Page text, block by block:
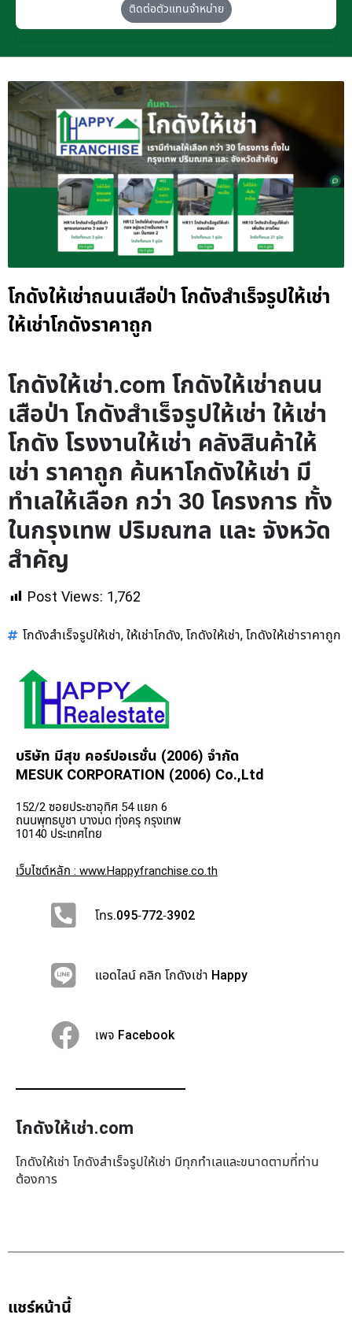
ติดต่อตัวแทนจำหน่าย
โกดังให้เช่าถนนเสือป่า โกดังสำเร็จรูปให้เช่า
ให้เช่าโกดังราคาถูก
โกดังให้เช่า.com โกดังให้เช่าถนน
เสือป่า โกดังสำเร็จรูปให้เช่า ให้เช่า
โกดัง โรงงานให้เช่า คลังสินค้าให้
เช่า ราคาถูก ค้นหาโกดังให้เช่า มี
ทำเลให้เลือก กว่า 30 โครงการ ทั้ง
ในกรุงเทพ ปริมณฑล และ จังหวัด
สำคัญ
Post Views: 1,762
โกดังสำเร็จรูปให้เช่า, ให้เช่าโกดัง, โกดังให้เช่า, โกดังให้เช่าราคาถูก
บริษัท มีสุข คอร์ปอเรชั่น (2006) จำกัด
MESUK CORPORATION (2006) Co.,Ltd
152/2 ซอยประชาอุทิศ 54 แยก 6
ถนนพุทธบูชา บางมด ทุ่งครุ กรุงเทพ
10140 ประเทศไทย
เว็บไซต์หลัก : www.Happyfranchise.co.th
โทร.095-772-3902
แอดไลน์ คลิก โกดังเช่า Happy
เพจ Facebook
โกดังให้เช่า.com
โกดังให้เช่า โกดังสำเร็จรูปให้เช่า มีทุกทำเล​และขนาดตามที่ท่าน
ต้องการ
แชร์หน้านี้